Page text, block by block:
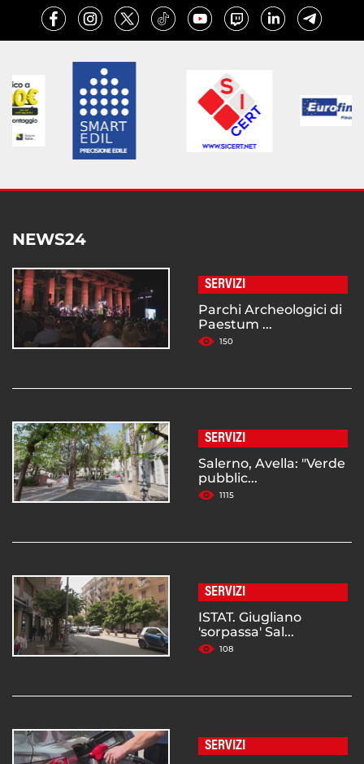
NEWS24
SERVIZI
Parchi Archeologici di
Paestum ...
150
SERVIZI
Salerno, Avella: "Verde
pubblic...
1115
SERVIZI
ISTAT. Giugliano
'sorpassa' Sal...
108
SERVIZI